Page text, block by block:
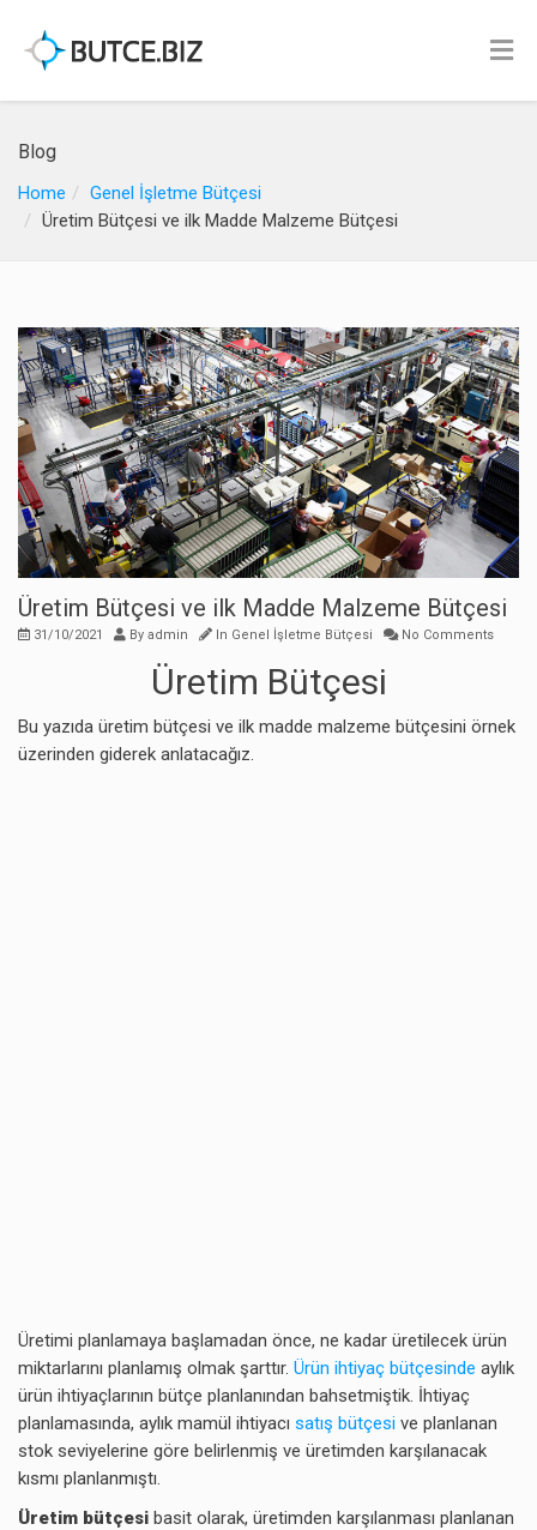
Blog
Home
Genel İşletme Bütçesi
Üretim Bütçesi ve ilk Madde Malzeme Bütçesi
Üretim Bütçesi ve ilk Madde Malzeme Bütçesi
31/10/2021 By admin In Genel İşletme Bütçesi No Comments
Üretim Bütçesi
Bu yazıda üretim bütçesi ve ilk madde malzeme bütçesini örnek
üzerinden giderek anlatacağız.
Üretimi planlamaya başlamadan önce, ne kadar üretilecek ürün
miktarlarını planlamış olmak şarttır. Ürün ihtiyaç bütçesinde aylık
ürün ihtiyaçlarının bütçe planlanından bahsetmiştik. İhtiyaç
planlamasında, aylık mamül ihtiyacı satış bütçesi ve planlanan
stok seviyelerine göre belirlenmiş ve üretimden karşılanacak
kısmı planlanmıştı.
Üretim bütçesi basit olarak, üretimden karşılanması planlanan